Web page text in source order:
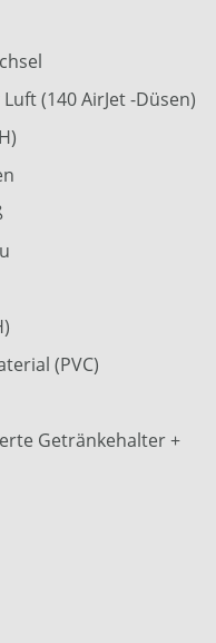
(140 AirJet -Düsen)
(PVC)
Getränkehalter +